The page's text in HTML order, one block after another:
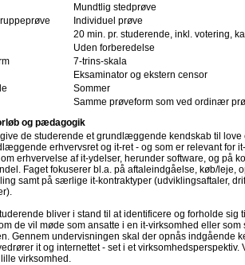
Mundtlig stedprøve
Individuel prøve
20 min. pr. studerende, inkl. votering,
Uden forberedelse
7-trins-skala
Eksaminator og ekstern censor
Sommer
Samme prøveform som ved ordinær
og pædagogik
de studerende et grundlæggende kendskab til
erhvervsret og it-ret - og som er relevant for
erhvervelse af it-ydelser, herunder software, og på
Faget fokuserer bl.a. på aftaleindgåelse, køb/leje,
samt på særlige it-kontraktyper (udviklingsaftaler,
bliver i stand til at identificere og forholde sig
de vil møde som ansatte i en it-virksomhed eller
Gennem undervisningen skal der opnås indgående
it og internettet - set i et
virksomhed.